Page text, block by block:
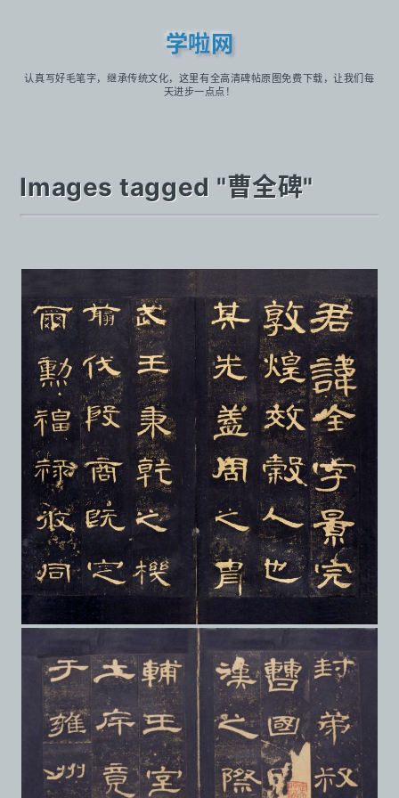
学啦网
认真写好毛笔字，继承传统文化，这里有全高清碑帖原图免费下载，让我们每
天进步一点点！
Images tagged "曹全碑"